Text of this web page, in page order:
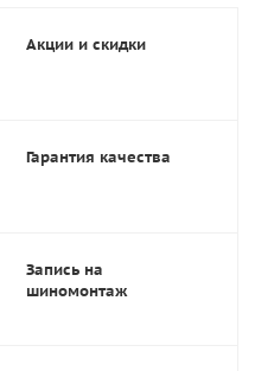
Акции и скидки
Гарантия качества
Запись на
шиномонтаж